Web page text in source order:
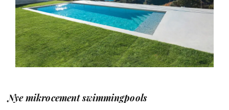
Nye mikrocement swimmingpools